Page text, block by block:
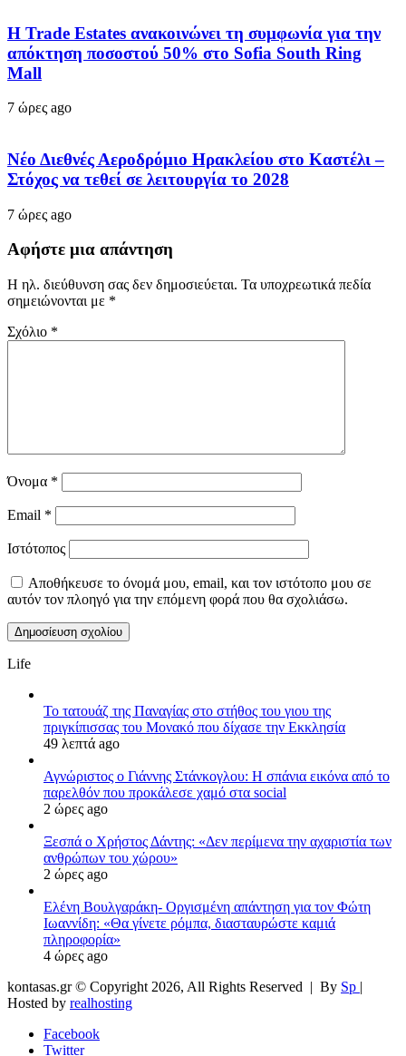
Η Trade Estates ανακοινώνει τη συμφωνία για την
απόκτηση ποσοστού 50% στο Sofia South Ring
Mall
7 ώρες ago
Νέο Διεθνές Αεροδρόμιο Ηρακλείου στο Καστέλι –
Στόχος να τεθεί σε λειτουργία το 2028
7 ώρες ago
Αφήστε μια απάντηση
Η ηλ. διεύθυνση σας δεν δημοσιεύεται. Τα υποχρεωτικά πεδία
σημειώνονται με *
Σχόλιο *
Όνομα *
Email *
Ιστότοπος
Αποθήκευσε το όνομά μου, email, και τον ιστότοπο μου σε
αυτόν τον πλοηγό για την επόμενη φορά που θα σχολιάσω.
Life
Το τατουάζ της Παναγίας στο στήθος του γιου της
πριγκίπισσας του Μονακό που δίχασε την Εκκλησία
49 λεπτά ago
Αγνώριστος ο Γιάννης Στάνκογλου: Η σπάνια εικόνα από το
παρελθόν που προκάλεσε χαμό στα social
2 ώρες ago
Ξεσπά ο Χρήστος Δάντης: «Δεν περίμενα την αχαριστία των
ανθρώπων του χώρου»
2 ώρες ago
Ελένη Βουλγαράκη- Οργισμένη απάντηση για τον Φώτη
Ιωαννίδη: «Θα γίνετε ρόμπα, διασταυρώστε καμιά
πληροφορία»
4 ώρες ago
kontasas.gr © Copyright 2026, All Rights Reserved | By Sp |
Hosted by realhosting
Facebook
Twitter